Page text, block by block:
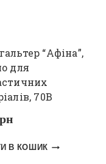
“Афіна”,
для
70В
В КОШИК